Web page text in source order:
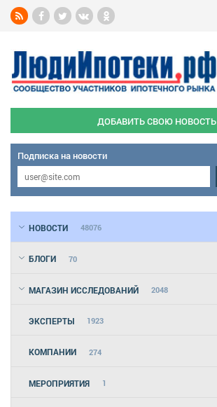
ДОБАВИТЬ СВОЮ НОВОСТЬ
Подписка на новости
НОВОСТИ 48076
БЛОГИ 70
МАГАЗИН ИССЛЕДОВАНИЙ 2048
ЭКСПЕРТЫ 1923
КОМПАНИИ 274
МЕРОПРИЯТИЯ 1